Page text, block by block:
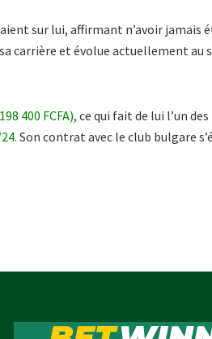
sur lui, affirmant n’avoir jamais
carrière et évolue actuellement au
400 FCFA), ce qui fait de lui l’un
Son contrat avec le club bulgare